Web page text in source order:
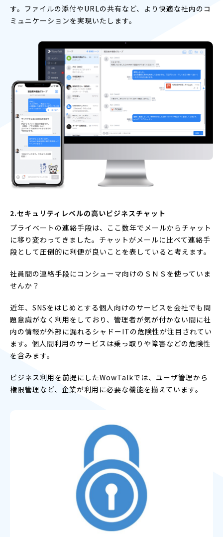
す。ファイルの添付やURLの共有など、より快適な社内のコ
ミュニケーションを実現いたします。
2.セキュリティレベルの高いビジネスチャット
プライベートの連絡手段は、ここ数年でメールからチャット
に移り変わってきました。チャットがメールに比べて連絡手
段として圧倒的に利便が良いことを表していると考えます。
社員間の連絡手段にコンシューマ向けのＳＮＳを使っていま
せんか？
近年、SNSをはじめとする個人向けのサービスを会社でも問
題意識がなく利用をしており、管理者が気が付かない間に社
内の情報が外部に漏れるシャドーITの危険性が注目されてい
ます。個人間利用のサービスは乗っ取りや障害などの危険性
を含みます。
ビジネス利用を前提にしたWowTalkでは、ユーザ管理から
権限管理など、企業が利用に必要な機能を揃えています。